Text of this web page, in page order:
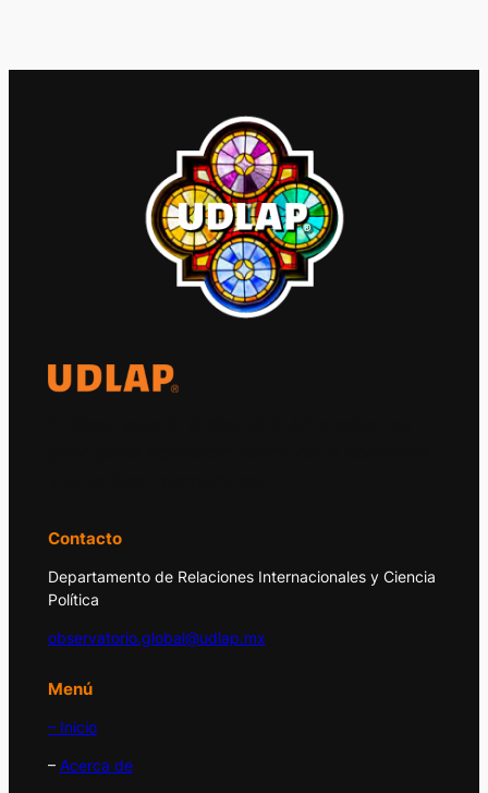
Contacto
Departamento de Relaciones Internacionales y Ciencia
Política
observatorio.global@udlap.mx
Menú
– Inicio
– Acerca de